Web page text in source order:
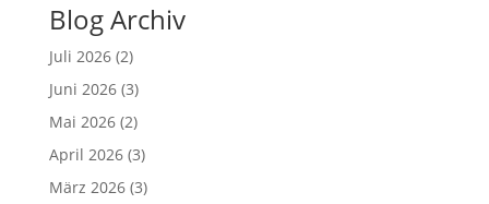
Blog Archiv
Juli 2026(2)
Juni 2026(3)
Mai 2026(2)
April 2026(3)
März 2026(3)